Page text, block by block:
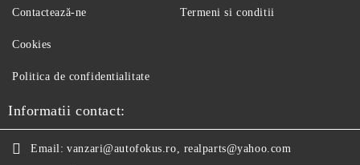
Contactează-ne Termeni si conditii
Cookies
Politica de confidentialitate
Informatii contact:
Email: vanzari@autofokus.ro, realparts@yahoo.com